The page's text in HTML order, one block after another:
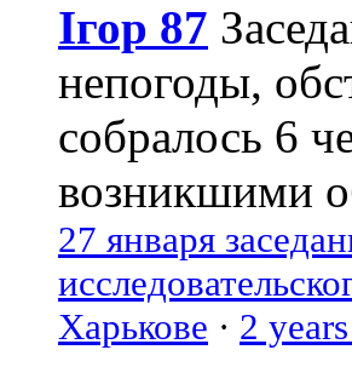
Ігор 87
непогоды,
собралось 6
возникшими
27 января
Харькове · 2